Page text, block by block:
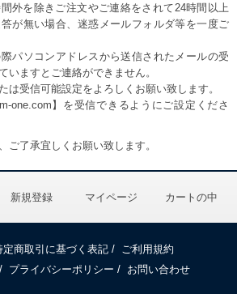
外を除きご注文やご連絡をされて24時間以上
が無い場合、迷惑メールフォルダ等を一度ご
パソコンアドレスから送信されたメールの受
いますとご連絡ができません。
は受信可能設定をよろしくお願い致します。
one.com】を受信できるようにご設定くださ
ご了承宜しくお願い致します。
新規登録 マイページ カートの中
定商取引に基づく表記 /
ご利用規約
/ プライバシーポリシー / お問い合わせ